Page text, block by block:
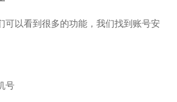
可以看到很多的功能，我们找到账号安
号